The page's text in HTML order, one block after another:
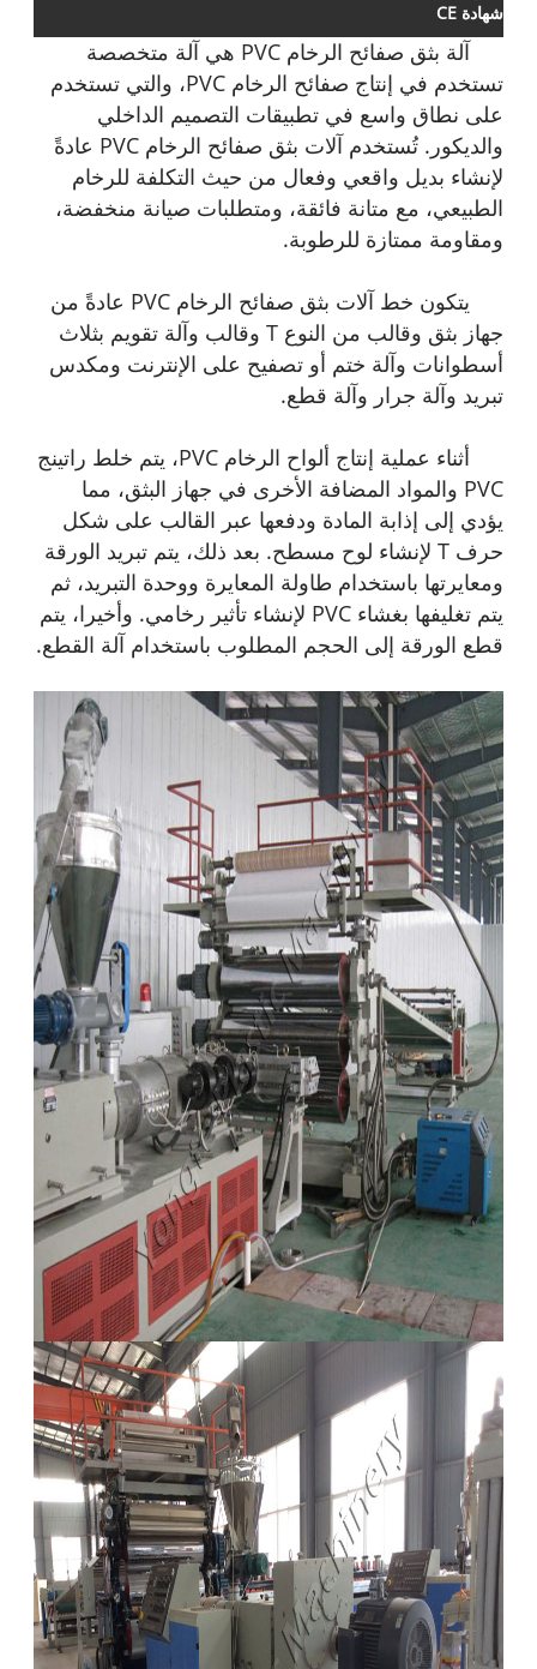
شهادة CE
آلة بثق صفائح الرخام PVC هي آلة متخصصة
تستخدم في إنتاج صفائح الرخام PVC، والتي تستخدم
على نطاق واسع في تطبيقات التصميم الداخلي
والديكور. تُستخدم آلات بثق صفائح الرخام PVC عادةً
لإنشاء بديل واقعي وفعال من حيث التكلفة للرخام
الطبيعي، مع متانة فائقة، ومتطلبات صيانة منخفضة،
ومقاومة ممتازة للرطوبة.
يتكون خط آلات بثق صفائح الرخام PVC عادةً من
جهاز بثق وقالب من النوع T وقالب وآلة تقويم بثلاث
أسطوانات وآلة ختم أو تصفيح على الإنترنت ومكدس
تبريد وآلة جرار وآلة قطع.
أثناء عملية إنتاج ألواح الرخام PVC، يتم خلط راتينج
PVC والمواد المضافة الأخرى في جهاز البثق، مما
يؤدي إلى إذابة المادة ودفعها عبر القالب على شكل
حرف T لإنشاء لوح مسطح. بعد ذلك، يتم تبريد الورقة
ومعايرتها باستخدام طاولة المعايرة ووحدة التبريد، ثم
يتم تغليفها بغشاء PVC لإنشاء تأثير رخامي. وأخيرا، يتم
قطع الورقة إلى الحجم المطلوب باستخدام آلة القطع.